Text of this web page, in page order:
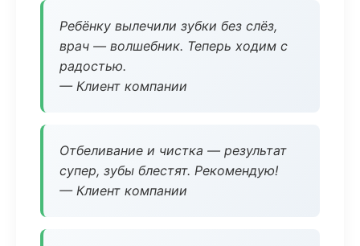
Ребёнку вылечили зубки без слёз,
врач — волшебник. Теперь ходим с
радостью.
— Клиент компании
Отбеливание и чистка — результат
супер, зубы блестят. Рекомендую!
— Клиент компании